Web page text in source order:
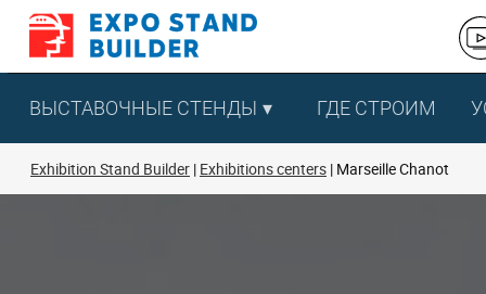
Перейти
содержанию
ВЫСТАВОЧНЫЕ СТЕНДЫ ГДЕ СТРОИМ
Exhibition Stand Builder Exhibitions centers Marseille Chanot